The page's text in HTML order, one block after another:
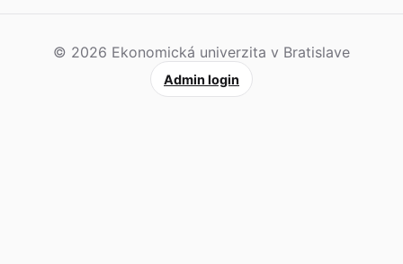
© 2026 Ekonomická univerzita v Bratislave
Admin login